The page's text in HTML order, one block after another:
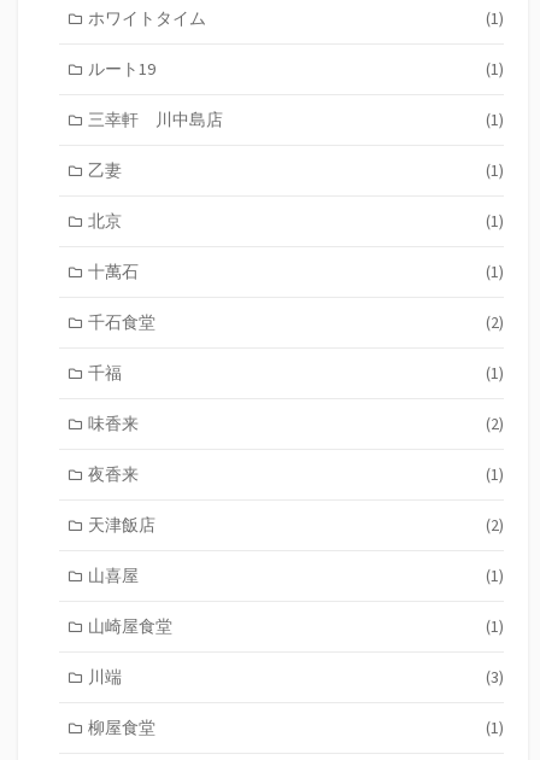
ホワイトタイム (1)
ルート19 (1)
三幸軒 川中島店 (1)
乙妻 (1)
北京 (1)
十萬石 (1)
千石食堂 (2)
千福 (1)
味香来 (2)
夜香来 (1)
天津飯店 (2)
山喜屋 (1)
山崎屋食堂 (1)
川端 (3)
柳屋食堂 (1)